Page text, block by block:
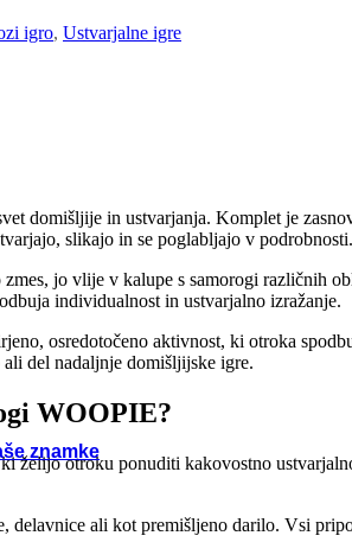
igrače
igrače
igre
igrače
igrače
znamke
Woopie
Tooky Toy
igro, Ustvarjalne igre
domišljije in ustvarjanja. Komplet je
slikajo in se poglabljajo v podrobnosti.
jo vlije v kalupe s samorogi različnih
individualnost in ustvarjalno izražanje.
osredotočeno aktivnost, ki otroka
del nadaljnje domišljijske igre.
WOOPIE?
želijo otroku ponuditi kakovostno
ali kot premišljeno darilo. Vsi